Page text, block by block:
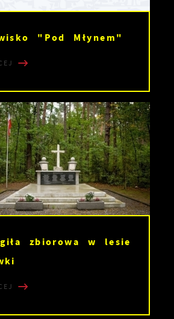
"Pod Młynem"
zbiorowa w lesie